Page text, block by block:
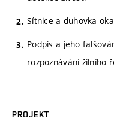
Sítnice a duhovka
Podpis a jeho
rozpoznávání žilního
PROJEKT